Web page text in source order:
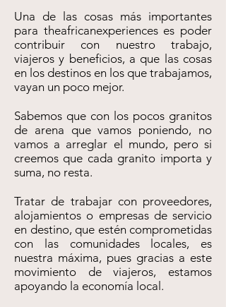
Una de las cosas más importantes
para theafricanexperiences es poder
contribuir con nuestro trabajo,
viajeros y beneficios, a que las cosas
en los destinos en los que trabajamos,
vayan un poco mejor.
Sabemos que con los pocos granitos
de arena que vamos poniendo, no
vamos a arreglar el mundo, pero si
creemos que cada granito importa y
suma, no resta.
Tratar de trabajar con proveedores,
alojamientos o empresas de servicio
en destino, que estén comprometidas
con las comunidades locales, es
nuestra máxima, pues gracias a este
movimiento de viajeros, estamos
apoyando la economía local.